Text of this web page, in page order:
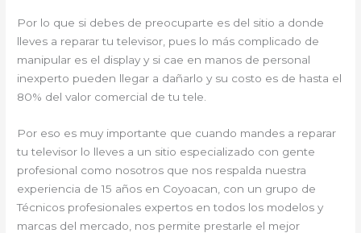
Por lo que si debes de preocuparte es del sitio a donde
lleves a reparar tu televisor, pues lo más complicado de
manipular es el display y si cae en manos de personal
inexperto pueden llegar a dañarlo y su costo es de hasta el
80% del valor comercial de tu tele.
Por eso es muy importante que cuando mandes a reparar
tu televisor lo lleves a un sitio especializado con gente
profesional como nosotros que nos respalda nuestra
experiencia de 15 años en Coyoacan, con un grupo de
Técnicos profesionales expertos en todos los modelos y
marcas del mercado, nos permite prestarle el mejor